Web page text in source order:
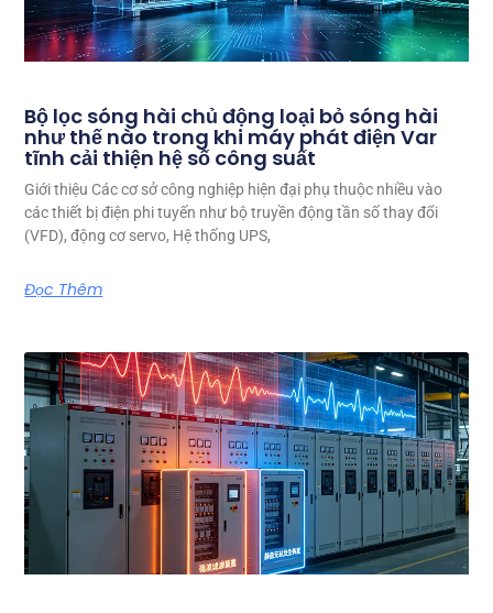
Bộ lọc sóng hài chủ động loại bỏ sóng hài
như thế nào trong khi máy phát điện Var
tĩnh cải thiện hệ số công suất
Giới thiệu Các cơ sở công nghiệp hiện đại phụ thuộc nhiều vào
các thiết bị điện phi tuyến như bộ truyền động tần số thay đổi
(VFD), động cơ servo, Hệ thống UPS,
Đọc Thêm